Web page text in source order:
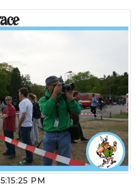
5:15:25 PM